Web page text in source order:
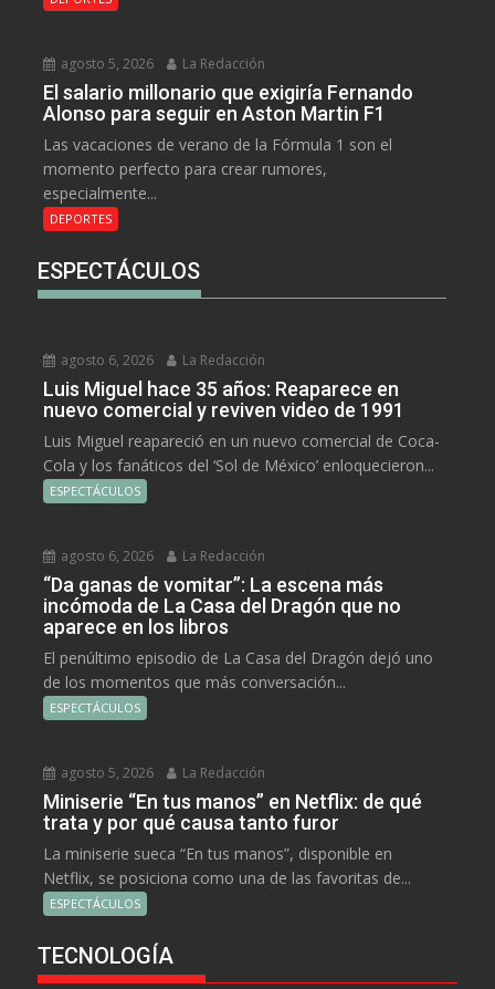
agosto 5, 2026 La Redacción
El salario millonario que exigiría Fernando
Alonso para seguir en Aston Martin F1
Las vacaciones de verano de la Fórmula 1 son el
momento perfecto para crear rumores,
especialmente...
DEPORTES
ESPECTÁCULOS
agosto 6, 2026 La Redacción
Luis Miguel hace 35 años: Reaparece en
nuevo comercial y reviven video de 1991
Luis Miguel reapareció en un nuevo comercial de Coca-
Cola y los fanáticos del ‘Sol de México’ enloquecieron...
ESPECTÁCULOS
agosto 6, 2026 La Redacción
“Da ganas de vomitar”: La escena más
incómoda de La Casa del Dragón que no
aparece en los libros
El penúltimo episodio de La Casa del Dragón dejó uno
de los momentos que más conversación...
ESPECTÁCULOS
agosto 5, 2026 La Redacción
Miniserie “En tus manos” en Netflix: de qué
trata y por qué causa tanto furor
La miniserie sueca “En tus manos”, disponible en
Netflix, se posiciona como una de las favoritas de...
ESPECTÁCULOS
TECNOLOGÍA